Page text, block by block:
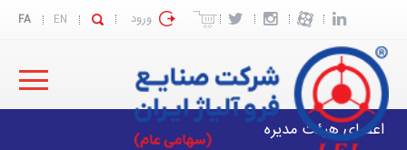
ورود EN
FA
اعضای هیئت مدیره